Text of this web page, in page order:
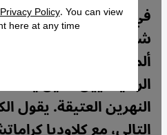
في روايته "المكان
شيركو فتاح -المولود
ألمانية- بأحد الخاطفين
الراديكاليين الذين
النهرين العتيقة. يقول
Privacy Policy. You can view
here at any time.